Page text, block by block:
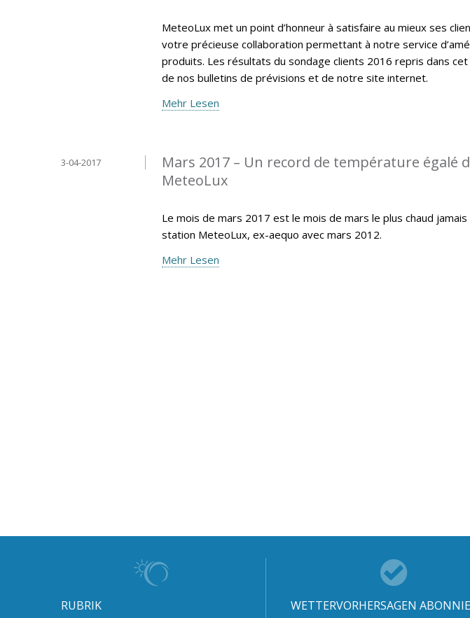
MeteoLux met un point d’honneur à satisfaire au mieux ses
votre précieuse collaboration permettant à notre service
produits. Les résultats du sondage clients 2016 repris dans
de nos bulletins de prévisions et de notre site internet.
Mehr Lesen
Mars 2017 – Un record de température égalé
MeteoLux
3-04-2017
Le mois de mars 2017 est le mois de mars le plus chaud
station MeteoLux, ex-aequo avec mars 2012.
Mehr Lesen
RUBRIK WETTERVORHERSAGEN